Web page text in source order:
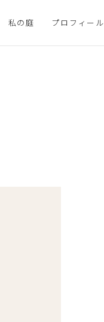
私の庭 プロフィール